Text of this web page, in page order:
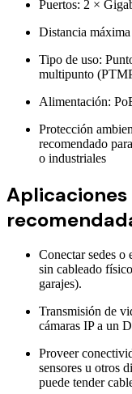
Puertos: 2 ×
Distancia
Tipo de uso:
multipunto
Alimentación:
Protección
recomendado
o industriales
Aplicaciones
Conectar sedes o
sin cableado
garajes).
Transmisión de
cámaras IP a un
Proveer
sensores u otros
puede tender